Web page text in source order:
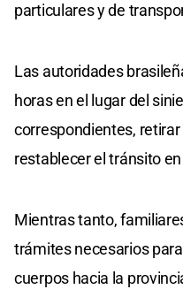
particulares y de
Las autoridades
horas en el lugar del
correspondientes,
restablecer el tránsito
Mientras tanto,
trámites necesarios
cuerpos hacia la